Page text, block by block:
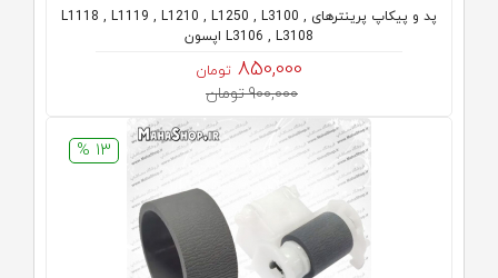
پد و پیکاپ پرینترهای L1118 , L1119 , L1210 , L1250 , L3100 ,
L3106 , L3108 اپسون
850,000 تومان
900,000 تومان
13 %